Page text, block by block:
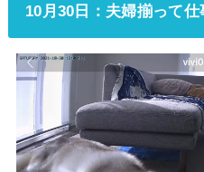
10月30日：夫婦揃って仕